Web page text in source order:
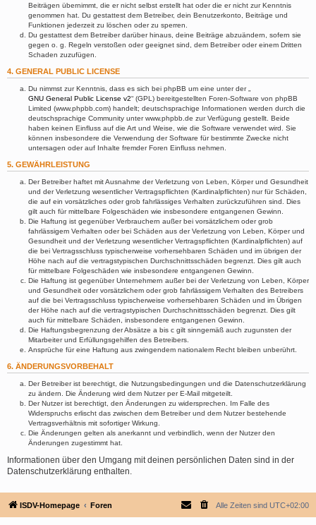
Beiträgen übernimmt, die er nicht selbst erstellt hat oder die er nicht zur Kenntnis
genommen hat. Du gestattest dem Betreiber, dein Benutzerkonto, Beiträge und
Funktionen jederzeit zu löschen oder zu sperren.
Du gestattest dem Betreiber darüber hinaus, deine Beiträge abzuändern, sofern sie
gegen o. g. Regeln verstoßen oder geeignet sind, dem Betreiber oder einem Dritten
Schaden zuzufügen.
4. GENERAL PUBLIC LICENSE
Du nimmst zur Kenntnis, dass es sich bei phpBB um eine unter der „
GNU General Public License v2“ (GPL) bereitgestellten Foren-Software von phpBB
Limited (www.phpbb.com) handelt; deutschsprachige Informationen werden durch die
deutschsprachige Community unter www.phpbb.de zur Verfügung gestellt. Beide
haben keinen Einfluss auf die Art und Weise, wie die Software verwendet wird. Sie
können insbesondere die Verwendung der Software für bestimmte Zwecke nicht
untersagen oder auf Inhalte fremder Foren Einfluss nehmen.
5. GEWÄHRLEISTUNG
Der Betreiber haftet mit Ausnahme der Verletzung von Leben, Körper und Gesundheit
und der Verletzung wesentlicher Vertragspflichten (Kardinalpflichten) nur für Schäden,
die auf ein vorsätzliches oder grob fahrlässiges Verhalten zurückzuführen sind. Dies
gilt auch für mittelbare Folgeschäden wie insbesondere entgangenen Gewinn.
Die Haftung ist gegenüber Verbrauchern außer bei vorsätzlichem oder grob
fahrlässigem Verhalten oder bei Schäden aus der Verletzung von Leben, Körper und
Gesundheit und der Verletzung wesentlicher Vertragspflichten (Kardinalpflichten) auf
die bei Vertragsschluss typischerweise vorhersehbaren Schäden und im übrigen der
Höhe nach auf die vertragstypischen Durchschnittsschäden begrenzt. Dies gilt auch
für mittelbare Folgeschäden wie insbesondere entgangenen Gewinn.
Die Haftung ist gegenüber Unternehmern außer bei der Verletzung von Leben, Körper
und Gesundheit oder vorsätzlichem oder grob fahrlässigem Verhalten des Betreibers
auf die bei Vertragsschluss typischerweise vorhersehbaren Schäden und im Übrigen
der Höhe nach auf die vertragstypischen Durchschnittsschäden begrenzt. Dies gilt
auch für mittelbare Schäden, insbesondere entgangenen Gewinn.
Die Haftungsbegrenzung der Absätze a bis c gilt sinngemäß auch zugunsten der
Mitarbeiter und Erfüllungsgehilfen des Betreibers.
Ansprüche für eine Haftung aus zwingendem nationalem Recht bleiben unberührt.
6. ÄNDERUNGSVORBEHALT
Der Betreiber ist berechtigt, die Nutzungsbedingungen und die Datenschutzerklärung
zu ändern. Die Änderung wird dem Nutzer per E-Mail mitgeteilt.
Der Nutzer ist berechtigt, den Änderungen zu widersprechen. Im Falle des
Widerspruchs erlischt das zwischen dem Betreiber und dem Nutzer bestehende
Vertragsverhältnis mit sofortiger Wirkung.
Die Änderungen gelten als anerkannt und verbindlich, wenn der Nutzer den
Änderungen zugestimmt hat.
Informationen über den Umgang mit deinen persönlichen Daten sind in der
Datenschutzerklärung enthalten.
ISDV-Homepage Foren Alle Zeiten sind UTC+02:00